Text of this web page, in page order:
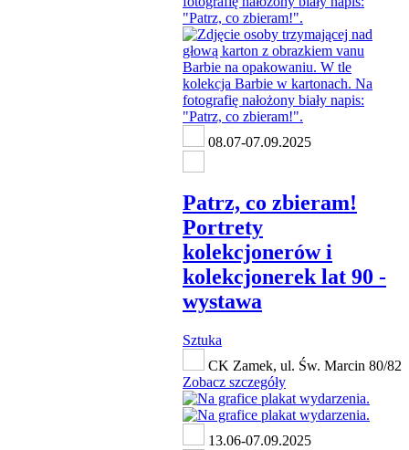
08.07-07.09.2025
Patrz, co zbieram!
Portrety
kolekcjonerów i
kolekcjonerek lat 90 -
wystawa
Sztuka
CK Zamek, ul. Św. Marcin 80/82
Zobacz szczegóły
13.06-07.09.2025